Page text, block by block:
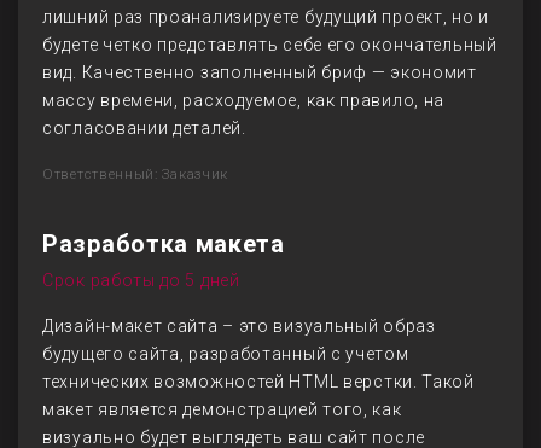
лишний раз проанализируете будущий проект, но и
будете четко представлять себе его окончательный
вид. Качественно заполненный бриф — экономит
массу времени, расходуемое, как правило, на
согласовании деталей.
Ответственный: Заказчик
Разработка макета
Срок работы до 5 дней
Дизайн-макет сайта – это визуальный образ
будущего сайта, разработанный с учетом
технических возможностей HTML верстки. Такой
макет является демонстрацией того, как
визуально будет выглядеть ваш сайт после